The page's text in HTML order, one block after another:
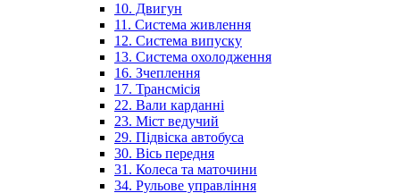
10. Двигун
11. Система живлення
12. Система випуску
13. Система охолодження
16. Зчеплення
17. Трансмісія
22. Вали карданні
23. Міст ведучий
29. Підвіска автобуса
30. Вісь передня
31. Колеса та маточини
34. Рульове управління